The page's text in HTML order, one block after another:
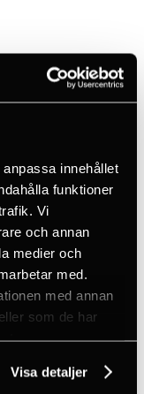
innehållet
funktioner
Vi
och annan
medier och
med.
med annan
som de har
Visa detaljer
för många olika
den stora öppningen
slingor. William har